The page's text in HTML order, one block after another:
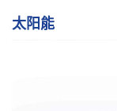
太阳能